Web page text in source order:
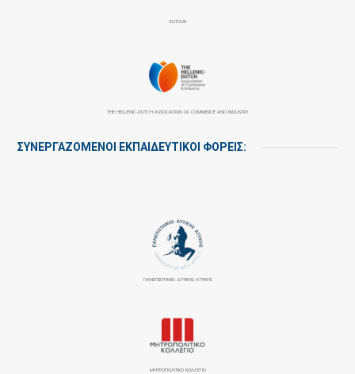
ELITOUR
THE HELLENIC-DUTCH ASSOCIATION OF COMMERCE AND INDUSTRY
ΣΥΝΕΡΓΑΖΌΜΕΝΟΙ ΕΚΠΑΙΔΕΥΤΙΚΟΊ ΦΟΡΕΊΣ:
ΠΑΝΕΠΙΣΤΉΜΙΟ ΔΥΤΙΚΉΣ ΑΤΤΙΚΉΣ
ΜΗΤΡΟΠΟΛΙΤΙΚΟ ΚΟΛΛΕΓΙΟ